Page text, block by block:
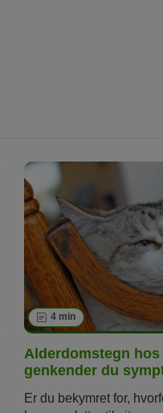
4 min
Alderdomstegn hos
genkender du
Er du bekymret for,